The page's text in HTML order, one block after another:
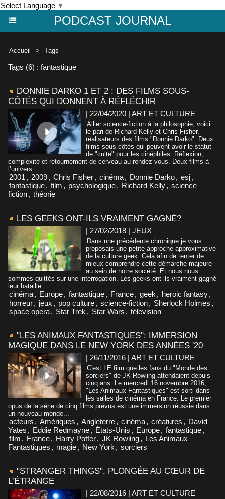
Select Language ▼
PODCAST JOURNAL
Accueil > Tags
Tags (6) : fantastique
DONNIE DARKO 1 ET 2 : DES FILMS SOUS-
CÔTÉS QUI DONNENT À RÉFLÉCHIR
| 22/04/2020 | ART ET CULTURE
Allier science-fiction à la philosophie, voici
le pari de Richard Kelly et Chris Fisher,
réalisateurs des films "Donnie Darko". Deux
films sous-côtés qui peuvent avoir le statut
de "culte" pour les cinéphiles. Réflexion,
complexité et retournement de cerveau au rendez-vous. Deux films à
l’univers...
2001 , 2009, Chris Fisher, cinéma, Donnie Darko, esj,
fantastique, film , psychologique, Richard Kelly, science
fiction, théorie
LES GEEKS ONT-ILS VRAIMENT GAGNÉ?
| 27/02/2018 | JEUX
Dans une précédente chronique je vous
proposais une petite approche approximative
de la culture geek. Cela afin de tenter de
mieux comprendre cette démarche majeure
au sein de notre société. Et nous nous
sommes quittés sur une interrogation. Les geeks ont-ils vraiment gagné
leur bataille...
cinéma, Europe, fantastique, France, geek , heroic fantasy,
horreur, jeux , pop culture, science-fiction, Sherlock Holmes ,
space opera, Star Trek , Star Wars , télevision
"LES ANIMAUX FANTASTIQUES": IMMERSION
MAGIQUE DANS LE NEW YORK DES ANNÉES '20
| 26/11/2016 | ART ET CULTURE
C'est LE film que les fans du "Monde des
sorciers" de JK Rowling attendaient depuis
cinq ans. Le mercredi 16 novembre 2016,
"Les Animaux Fantastiques" est sorti dans
les salles de cinéma en France. Le premier
opus de la série de cinq films prévus est une immersion réussie dans
un nouveau monde...
acteurs , Amériques , Angleterre, cinéma, créatures , David
Yates , Eddie Redmayne, États-Unis , Europe, fantastique,
film , France, Harry Potter, JK Rowling, Les Animaux
Fantastiques , magie, New York , sorciers
"STRANGER THINGS", PLONGÉE AU CŒUR DE
L’ÉTRANGE
| 22/08/2016 | ART ET CULTURE